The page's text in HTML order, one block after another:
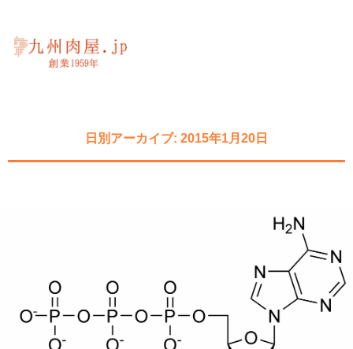
日別アーカイブ: 2015年1月20日